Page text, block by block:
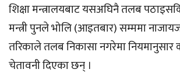
शिक्षा मन्त्रालयबाट यसअघिनै तलब
मन्त्री पुनले भोलि (आइतबार) सम्ममा
तरिकाले तलब निकासा नगरेमा नियमानुसार
चेतावनी दिएका छन् ।